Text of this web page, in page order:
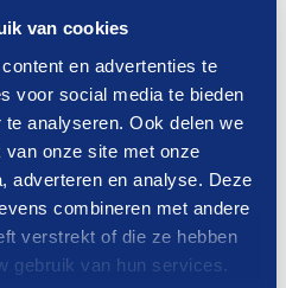
van cookies
en advertenties te
voor social media te bieden
analyseren. Ook delen we
onze site met onze
adverteren en analyse. Deze
combineren met andere
verstrekt of die ze hebben
gebruik van hun services.